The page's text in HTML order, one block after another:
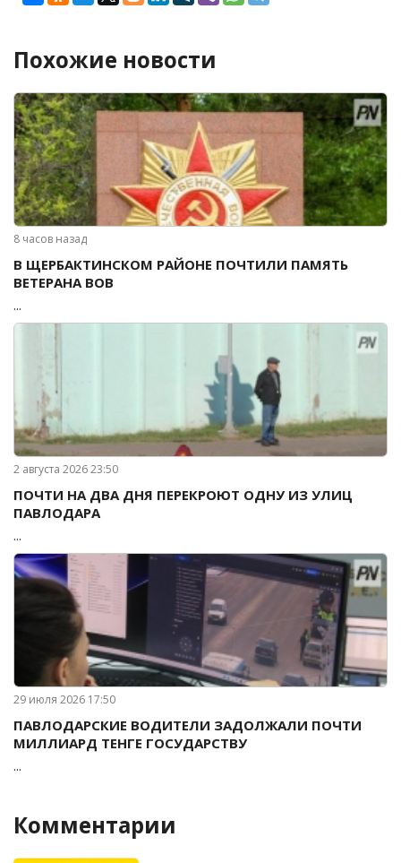
Похожие новости
8 часов назад
В ЩЕРБАКТИНСКОМ РАЙОНЕ ПОЧТИЛИ ПАМЯТЬ
ВЕТЕРАНА ВОВ
...
2 августа 2026 23:50
ПОЧТИ НА ДВА ДНЯ ПЕРЕКРОЮТ ОДНУ ИЗ УЛИЦ
ПАВЛОДАРА
...
29 июля 2026 17:50
ПАВЛОДАРСКИЕ ВОДИТЕЛИ ЗАДОЛЖАЛИ ПОЧТИ
МИЛЛИАРД ТЕНГЕ ГОСУДАРСТВУ
...
Комментарии